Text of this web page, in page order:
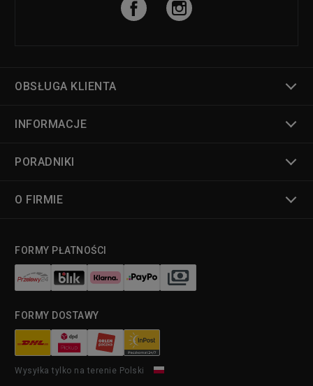
OBSŁUGA KLIENTA
INFORMACJE
PORADNIKI
O FIRMIE
FORMY PŁATNOŚCI
FORMY DOSTAWY
Wysyłka tylko na terenie Polski